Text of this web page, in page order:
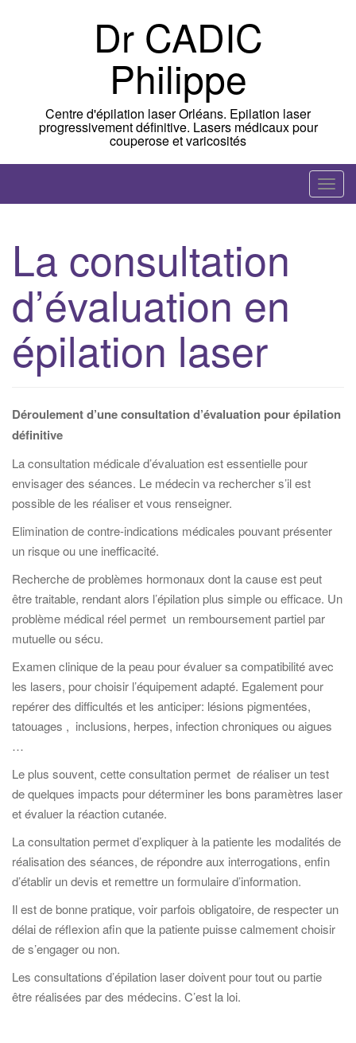
Dr CADIC
Philippe
Centre d'épilation laser Orléans. Epilation laser
progressivement définitive. Lasers médicaux pour
couperose et varicosités
T
o
La consultation
d’évaluation en
épilation laser
Déroulement d’une consultation d’évaluation pour épilation
définitive
La consultation médicale d’évaluation est essentielle pour
envisager des séances. Le médecin va rechercher s’il est
possible de les réaliser et vous renseigner.
Elimination de contre-indications médicales pouvant présenter
un risque ou une inefficacité.
Recherche de problèmes hormonaux dont la cause est peut
être traitable, rendant alors l’épilation plus simple ou efficace. Un
problème médical réel permet un remboursement partiel par
mutuelle ou sécu.
Examen clinique de la peau pour évaluer sa compatibilité avec
les lasers, pour choisir l’équipement adapté. Egalement pour
repérer des difficultés et les anticiper: lésions pigmentées,
tatouages , inclusions, herpes, infection chroniques ou aigues
…
Le plus souvent, cette consultation permet de réaliser un test
de quelques impacts pour déterminer les bons paramètres laser
et évaluer la réaction cutanée.
La consultation permet d’expliquer à la patiente les modalités de
réalisation des séances, de répondre aux interrogations, enfin
d’établir un devis et remettre un formulaire d’information.
Il est de bonne pratique, voir parfois obligatoire, de respecter un
délai de réflexion afin que la patiente puisse calmement choisir
de s’engager ou non.
Les consultations d’épilation laser doivent pour tout ou partie
être réalisées par des médecins. C’est la loi.